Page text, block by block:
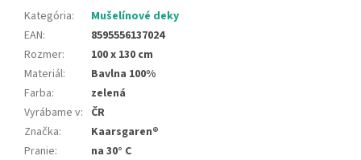
Kategória:
Mušelínové deky
EAN:
8595556137024
Rozmer:
100 x 130 cm
Materiál:
Bavlna 100%
Farba:
zelená
Vyrábame v: ČR
Značka:
Kaarsgaren®
Pranie: na 30° C